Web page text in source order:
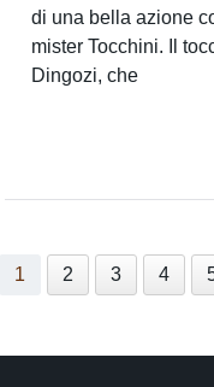
di una bella azione
mister Tocchini. Il
Dingozi, che
1 2 3 4